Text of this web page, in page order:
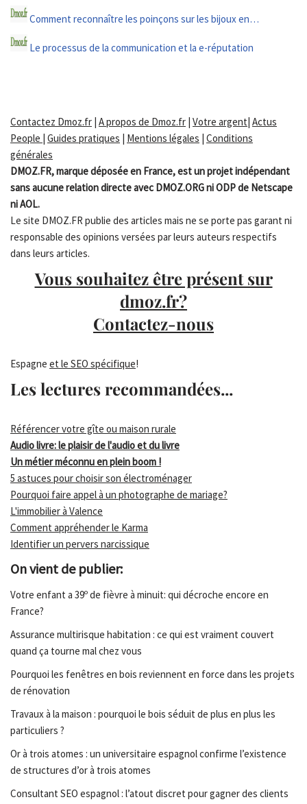
Comment reconnaître les poinçons sur les bijoux en…
Le processus de la communication et la e-réputation
Contactez Dmoz.fr | A propos de Dmoz.fr | Votre argent| Actus
People | Guides pratiques | Mentions légales | Conditions
générales
DMOZ.FR, marque déposée en France, est un projet indépendant
sans aucune relation directe avec DMOZ.ORG ni ODP de Netscape
ni AOL.
Le site DMOZ.FR publie des articles mais ne se porte pas garant ni
responsable des opinions versées par leurs auteurs respectifs
dans leurs articles.
Vous souhaitez être présent sur
dmoz.fr?
Contactez-nous
Espagne et le SEO spécifique!
Les lectures recommandées...
Référencer votre gîte ou maison rurale
Audio livre: le plaisir de l'audio et du livre
Un métier méconnu en plein boom !
5 astuces pour choisir son électroménager
Pourquoi faire appel à un photographe de mariage?
L'immobilier à Valence
Comment appréhender le Karma
Identifier un pervers narcissique
On vient de publier:
Votre enfant a 39º de fièvre à minuit: qui décroche encore en
France?
Assurance multirisque habitation : ce qui est vraiment couvert
quand ça tourne mal chez vous
Pourquoi les fenêtres en bois reviennent en force dans les projets
de rénovation
Travaux à la maison : pourquoi le bois séduit de plus en plus les
particuliers ?
Or à trois atomes : un universitaire espagnol confirme l’existence
de structures d’or à trois atomes
Consultant SEO espagnol : l’atout discret pour gagner des clients